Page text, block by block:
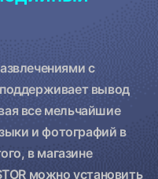
с
поддерживает вывод
все мельчайшие
и фотографий в
в магазине
можно установить